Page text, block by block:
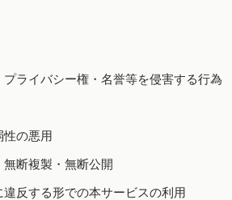
ライバシー権・名誉等を侵害する行為
性の悪用
断複製・無断公開
反する形での本サービスの利用